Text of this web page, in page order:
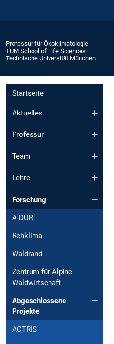
Professur für Ökoklimatologie
TUM School of Life Sciences
Technische Universität München
Startseite
Aktuelles
Professur
Team
Lehre
Forschung
A-DUR
Rehklima
Waldrand
Zentrum für Alpine
Waldwirtschaft
Abgeschlossene
Projekte
ACTRIS